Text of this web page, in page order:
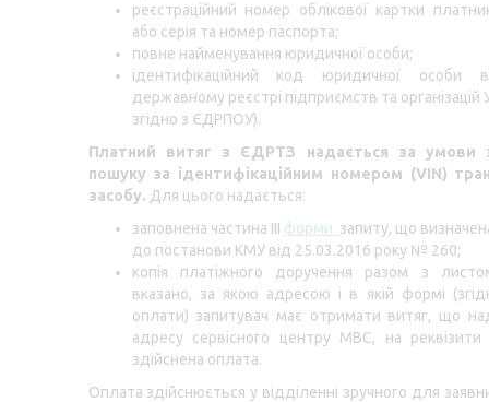
реєстраційний номер облікової картки
або серія та номер паспорта;
повне найменування юридичної особи;
ідентифікаційний код юридичної особи
державному реєстрі підприємств та організацій
згідно з ЄДРПОУ).
Платний витяг з ЄДРТЗ надається за умови
пошуку за ідентифікаційним номером (VIN)
засобу. Для цього надається:
заповнена частина ІІІ форми запиту, що
до постанови КМУ від 25.03.2016 року № 260;
копія платіжного доручення разом з
вказано, за якою адресою і в якій формі
оплати) запитувач має отримати витяг, що
адресу сервісного центру МВС, на реквізити
здійснена оплата.
Оплата здійснюється у відділенні зручного для